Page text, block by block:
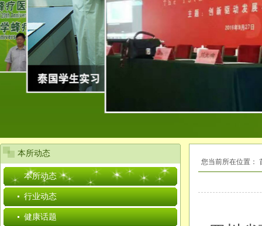
本所动态
本所动态
行业动态
健康话题
您当前所在位置：